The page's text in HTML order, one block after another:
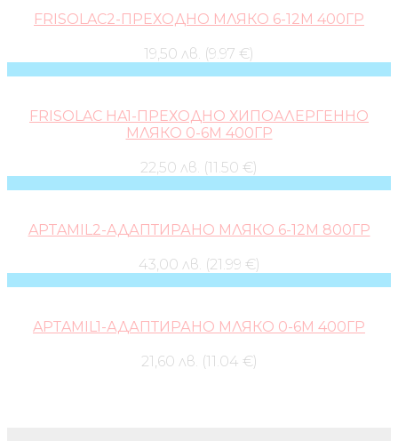
FRISOLAC2-ПРЕХОДНО МЛЯКО 6-12М 400ГР
19,50 лв. (9.97 €)
FRISOLAC HA1-ПРЕХОДНО ХИПОАЛЕРГЕННО
МЛЯКО 0-6М 400ГР
22,50 лв. (11.50 €)
APTAMIL2-АДАПТИРАНО МЛЯКО 6-12М 800ГР
43,00 лв. (21.99 €)
APTAMIL1-АДАПТИРАНО МЛЯКО 0-6М 400ГР
21,60 лв. (11.04 €)